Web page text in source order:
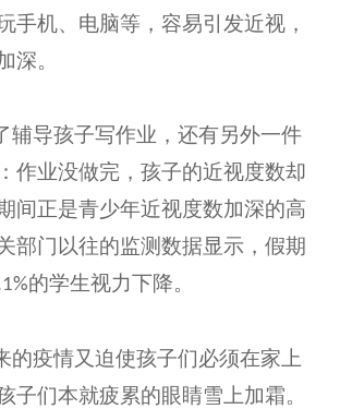
手机、电脑等，容易引发近视，
深。
辅导孩子写作业，还有另外一件
作业没做完，孩子的近视度数却
间正是青少年近视度数加深的高
部门以往的监测数据显示，假期
的学生视力下降。
的疫情又迫使孩子们必须在家上
子们本就疲累的眼睛雪上加霜。